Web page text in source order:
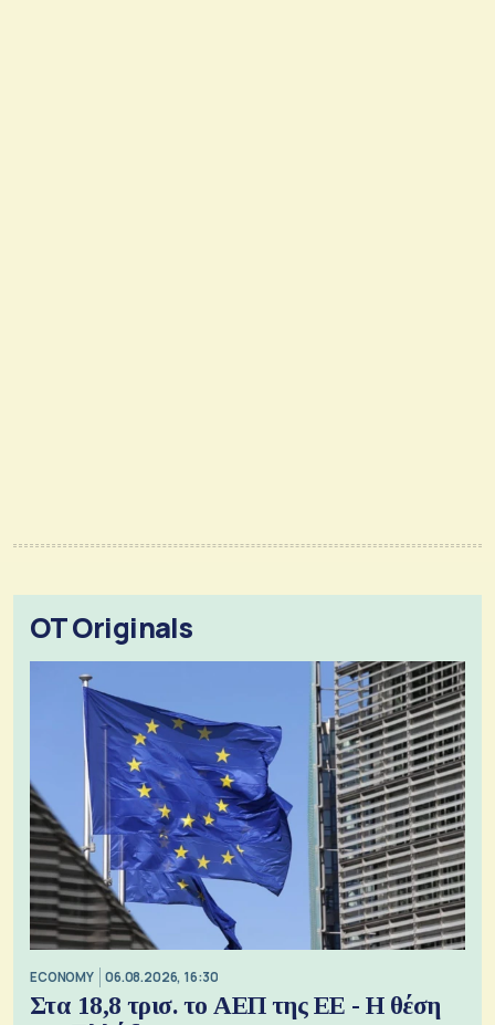
OT Originals
ECONOMY 06.08.2026, 16:30
Στα 18,8 τρισ. το ΑΕΠ της ΕΕ - Η θέση